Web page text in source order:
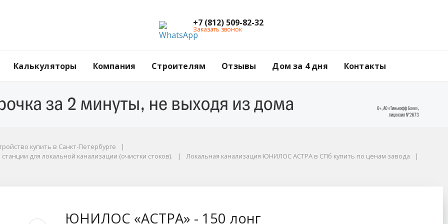
+7 (812) 509-82-32
Заказать звонок
Калькуляторы Компания Строителям Отзывы Дом за 4 дня Контакты
для локальной канализации (очистки стоков).
купить в Санкт-Петербурге
для локальной канализации (очистки стоков).
Локальная канализация ЮНИЛОС АСТРА в СПб купить по ценам завода
ЮНИЛОС «АСТРА» - 150 лонг